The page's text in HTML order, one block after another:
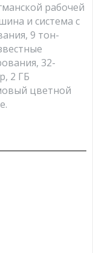
рабочей
и система с
9 тон-
32-
2 ГБ
цветной